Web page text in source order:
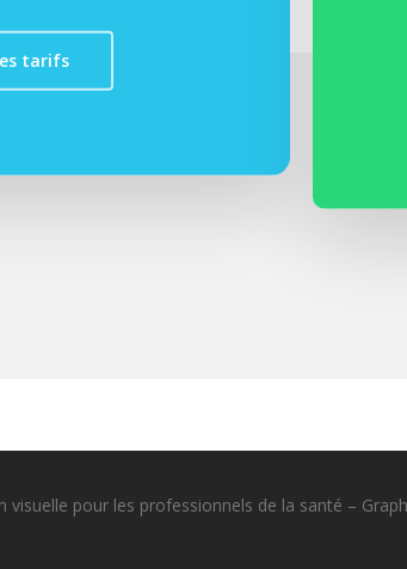
tarifs
pour les professionnels de la santé –